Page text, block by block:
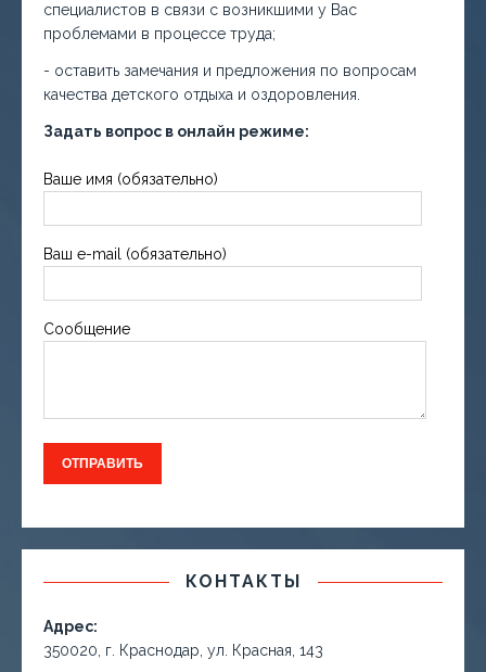
специалистов в связи с возникшими у Вас
проблемами в процессе труда;
- оставить замечания и предложения по вопросам
качества детского отдыха и оздоровления.
Задать вопрос в онлайн режиме:
Ваше имя (обязательно)
Ваш e-mail (обязательно)
Сообщение
КОНТАКТЫ
Адрес:
350020, г. Краснодар, ул. Красная, 143